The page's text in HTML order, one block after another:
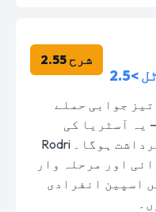
شرح 2.55
جوابی حملے
یہ آسٹریا کی
دفاعی لائن کے لیے ناقابلِ برداشت ہوگا۔ Rodri
اور مرحلہ وار
اسپین انفرادی